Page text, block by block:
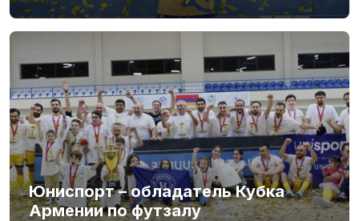
Юниспорт – обладатель Кубка
Армении по футзалу